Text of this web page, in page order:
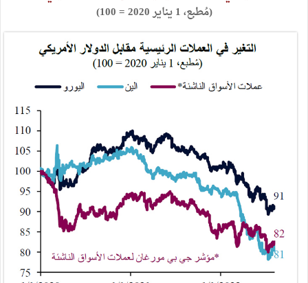
(مُطبع، 1 يناير 2020 = 100)